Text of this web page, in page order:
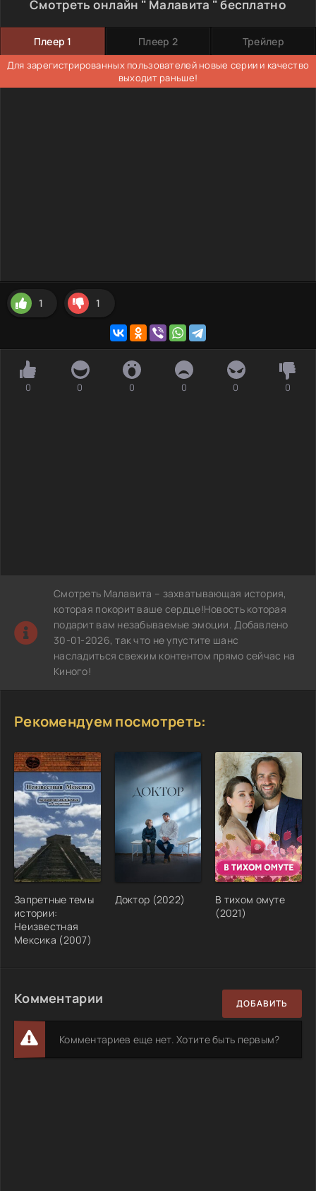
Смотреть онлайн " Малавита " бесплатно
Плеер 1 Плеер 2 Трейлер
Для зарегистрированных пользователей новые серии и качество
выходит раньше!
1 1
0 0 0 0 0 0
Смотреть Малавита – захватывающая история,
которая покорит ваше сердце!Новость которая
подарит вам незабываемые эмоции. Добавлено
30-01-2026, так что не упустите шанс
насладиться свежим контентом прямо сейчас на
Киного!
Рекомендуем посмотреть:
Запретные темы
истории:
Неизвестная
Мексика (2007)
Доктор (2022)
В тихом омуте
(2021)
Комментарии ДОБАВИТЬ
Комментариев еще нет. Хотите быть первым?